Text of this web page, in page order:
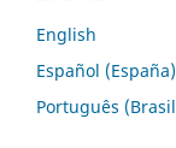
English
Español (España)
Português